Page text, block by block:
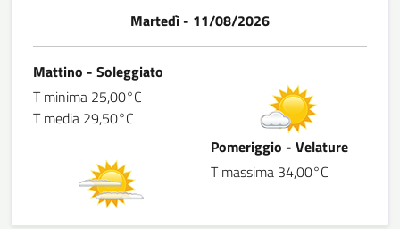
Martedì - 11/08/2026
Mattino - Soleggiato
T minima 25,00°C
T media 29,50°C
Pomeriggio - Velature
T massima 34,00°C